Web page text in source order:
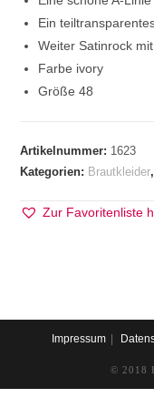
Ein
Weiter Satinrock
Farbe ivory
Größe 48
Artikelnummer: 1623
Kategorien: Brautkleider
Zur Favoritenliste
Impressum
© 2018